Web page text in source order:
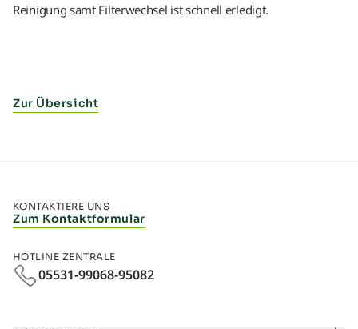
Reinigung samt Filterwechsel ist schnell erledigt.
Zur Übersicht
KONTAKTIERE UNS
Zum Kontaktformular
HOTLINE ZENTRALE
05531-99068-95082